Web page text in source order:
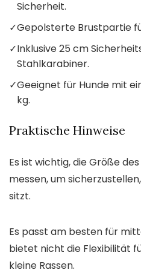
Sicherheit.
✓Gepolsterte Brustpartie
✓Inklusive 25 cm
Stahlkarabiner.
✓Geeignet für Hunde mit
kg.
Praktische Hinweise
Es ist wichtig, die Größe
messen, um
sitzt.
Es passt am besten für
bietet nicht die Flexibilität
kleine Rassen.